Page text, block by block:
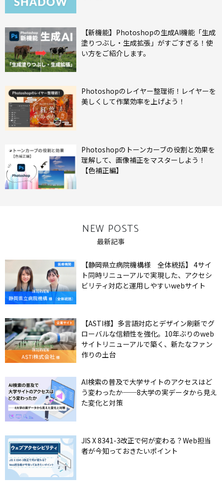
【新機能】Photoshopの生成AI機能「生成
塗りつぶし・生成拡張」がすごすぎる！使
い方をご紹介します。
Photoshopのレイヤー整理術！レイヤーを
美しくして作業効率を上げよう！
Photoshopのトーンカーブの役割と効果を
理解して、画像補正をマスターしよう！
【色補正編】
NEW POSTS
最新記事
【静岡県立病院機構様 全体統括】 4サイ
ト同時リニューアルで実現した、アクセシ
ビリティ対応と運用しやすいwebサイト
【ASTI様】多言語対応とデザイン刷新でグ
ローバルな信頼性を強化。10年ぶりのweb
サイトリニューアルで築く、新たなファン
作りの土台
AI検索の普及で大学サイトのアクセスはど
う変わったか──8大学の実データから見え
た変化と対策
JIS X 8341-3改正で何が変わる？Web担当
者が今知っておきたいポイント